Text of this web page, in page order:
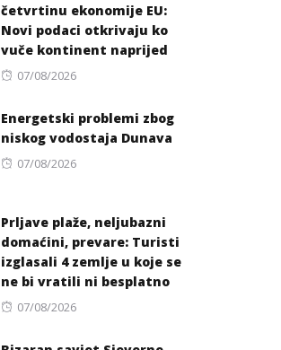
četvrtinu ekonomije EU:
Novi podaci otkrivaju ko
vuče kontinent naprijed
Posted
07/08/2026
Energetski problemi zbog
niskog vodostaja Dunava
Posted
07/08/2026
Prljave plaže, neljubazni
domaćini, prevare: Turisti
izglasali 4 zemlje u koje se
ne bi vratili ni besplatno
Posted
07/08/2026